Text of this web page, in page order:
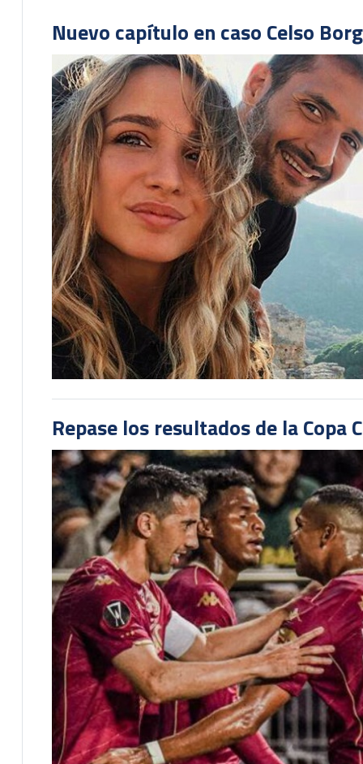
Nuevo capítulo en caso Celso
Repase los resultados de la Copa